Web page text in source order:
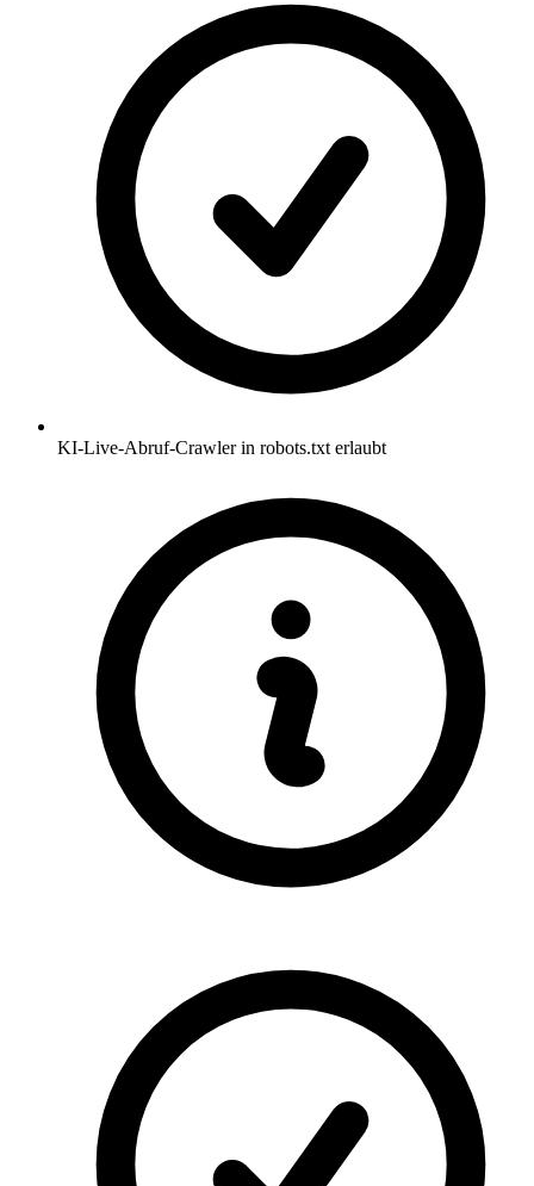
KI-Live-Abruf-Crawler in robots.txt erlaubt